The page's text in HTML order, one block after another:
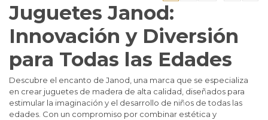
Juguetes Janod:
Innovación y Diversión
para Todas las Edades
Descubre el encanto de Janod, una marca que se especializa
en crear juguetes de madera de alta calidad, diseñados para
estimular la imaginación y el desarrollo de niños de todas las
edades. Con un compromiso por combinar estética y